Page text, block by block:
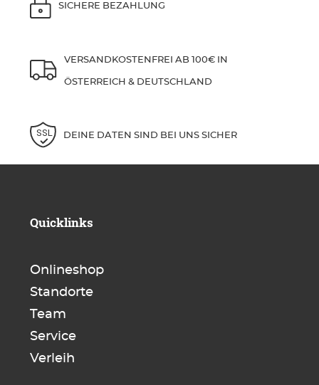
SICHERE BEZAHLUNG
VERSANDKOSTENFREI AB 100€ IN
ÖSTERREICH & DEUTSCHLAND
DEINE DATEN SIND BEI UNS SICHER
Quicklinks
Onlineshop
Standorte
Team
Service
Verleih